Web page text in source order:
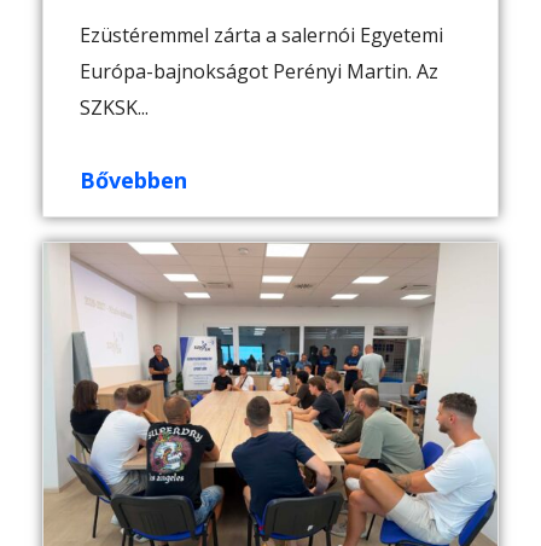
Ezüstéremmel zárta a salernói Egyetemi
Európa-bajnokságot Perényi Martin. Az
SZKSK...
Bővebben